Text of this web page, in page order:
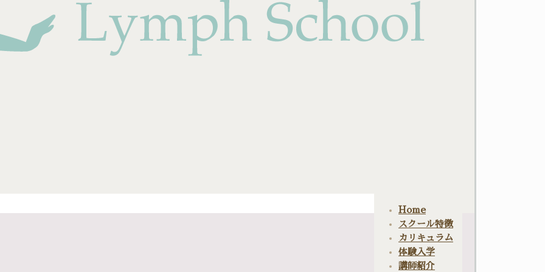
Home
スクール特徴
カリキュラム
体験入学
講師紹介